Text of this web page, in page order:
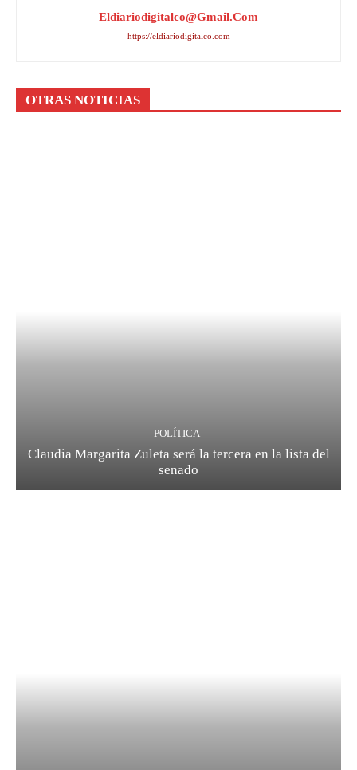
Eldiariodigitalco@gmail.com
https://eldiariodigitalco.com
OTRAS NOTICIAS
POLÍTICA
Claudia Margarita Zuleta será la tercera en la lista del
senado